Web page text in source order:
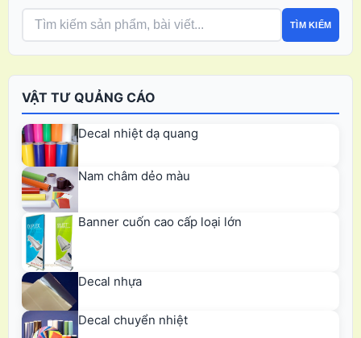
TÌM KIẾM
VẬT TƯ QUẢNG CÁO
Decal nhiệt dạ quang
Nam châm dẻo màu
Banner cuốn cao cấp loại lớn
Decal nhựa
Decal chuyển nhiệt